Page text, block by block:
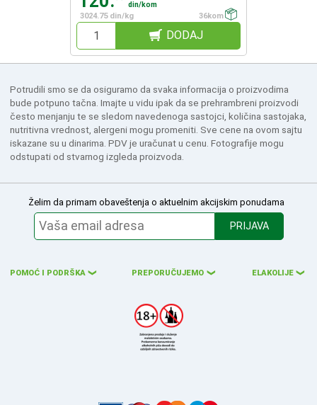
din/kom
3024.75 din/kg
36kom
DODAJ
Potrudili smo se da osiguramo da svaka informacija o proizvodima
bude potpuno tačna. Imajte u vidu ipak da se prehrambreni proizvodi
često menjanju te se sledom navedenoga sastojci, količina sastojaka,
nutritivna vrednost, alergeni mogu promeniti. Sve cene na ovom sajtu
iskazane su u dinarima. PDV je uračunat u cenu. Fotografije mogu
odstupati od stvarnog izgleda proizvoda.
Želim da primam obaveštenja o aktuelnim akcijskim ponudama
PRIJAVA
POMOĆ I PODRŠKA ❮ PREPORUČUJEMO ❮ ELAKOLIJE ❮